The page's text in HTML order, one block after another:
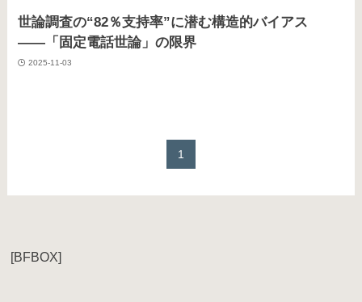
世論調査の“82％支持率”に潜む構造的バイアス
――「固定電話世論」の限界
2025-11-03
1
[BFBOX]